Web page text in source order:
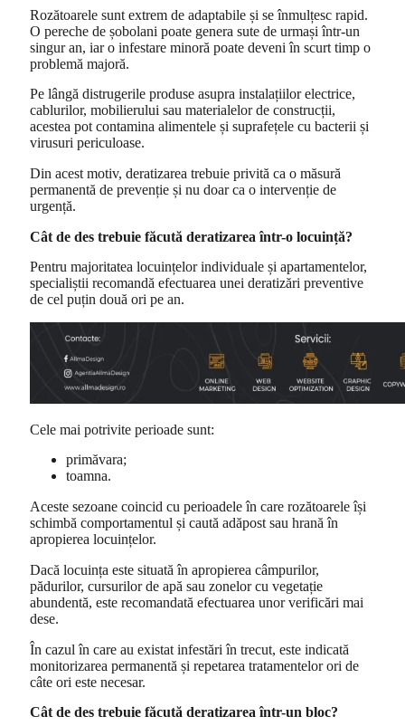
Rozătoarele sunt extrem de adaptabile și se înmulțesc rapid.
O pereche de șobolani poate genera sute de urmași într-un
singur an, iar o infestare minoră poate deveni în scurt timp o
problemă majoră.
Pe lângă distrugerile produse asupra instalațiilor electrice,
cablurilor, mobilierului sau materialelor de construcții,
acestea pot contamina alimentele și suprafețele cu bacterii și
virusuri periculoase.
Din acest motiv, deratizarea trebuie privită ca o măsură
permanentă de prevenție și nu doar ca o intervenție de
urgență.
Cât de des trebuie făcută deratizarea într-o locuință?
Pentru majoritatea locuințelor individuale și apartamentelor,
specialiștii recomandă efectuarea unei deratizări preventive
de cel puțin două ori pe an.
Cele mai potrivite perioade sunt:
primăvara;
toamna.
Aceste sezoane coincid cu perioadele în care rozătoarele își
schimbă comportamentul și caută adăpost sau hrană în
apropierea locuințelor.
Dacă locuința este situată în apropierea câmpurilor,
pădurilor, cursurilor de apă sau zonelor cu vegetație
abundentă, este recomandată efectuarea unor verificări mai
dese.
În cazul în care au existat infestări în trecut, este indicată
monitorizarea permanentă și repetarea tratamentelor ori de
câte ori este necesar.
Cât de des trebuie făcută deratizarea într-un bloc?